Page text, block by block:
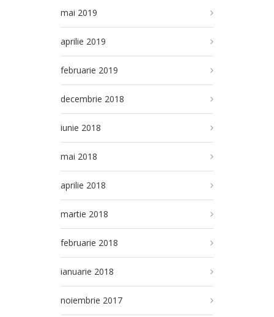
mai 2019
aprilie 2019
februarie 2019
decembrie 2018
iunie 2018
mai 2018
aprilie 2018
martie 2018
februarie 2018
ianuarie 2018
noiembrie 2017